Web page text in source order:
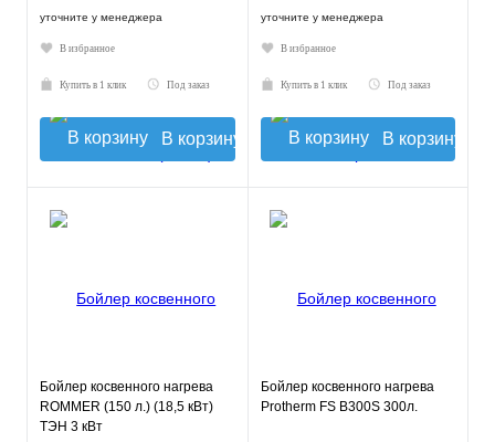
уточните у менеджера
В избранное
Купить в 1 клик Под заказ
В корзину
уточните у менеджера
В избранное
Купить в 1 клик Под заказ
В корзину
Бойлер косвенного нагрева
ROMMER (150 л.) (18,5 кВт)
ТЭН 3 кВт
Бойлер косвенного нагрева
Protherm FS B300S 300л.